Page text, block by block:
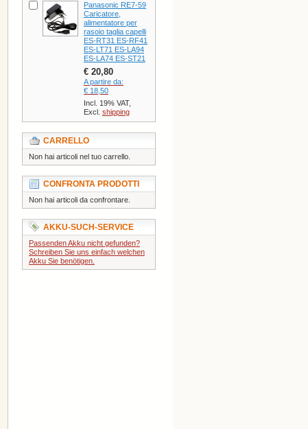
Panasonic RE7-59
Caricatore,
alimentatore per
rasoio taglia capelli
ES-RT31 ES-RF41
ES-LT71 ES-LA94
ES-LA74 ES-ST21
€ 20,80
A partire da:
€ 18,50
Incl. 19% VAT,
Excl. shipping
CARRELLO
Non hai articoli nel tuo carrello.
CONFRONTA PRODOTTI
Non hai articoli da confrontare.
AKKU-SUCH-SERVICE
Passenden Akku nicht gefunden?
Schreiben Sie uns einfach welchen
Akku Sie benötigen.